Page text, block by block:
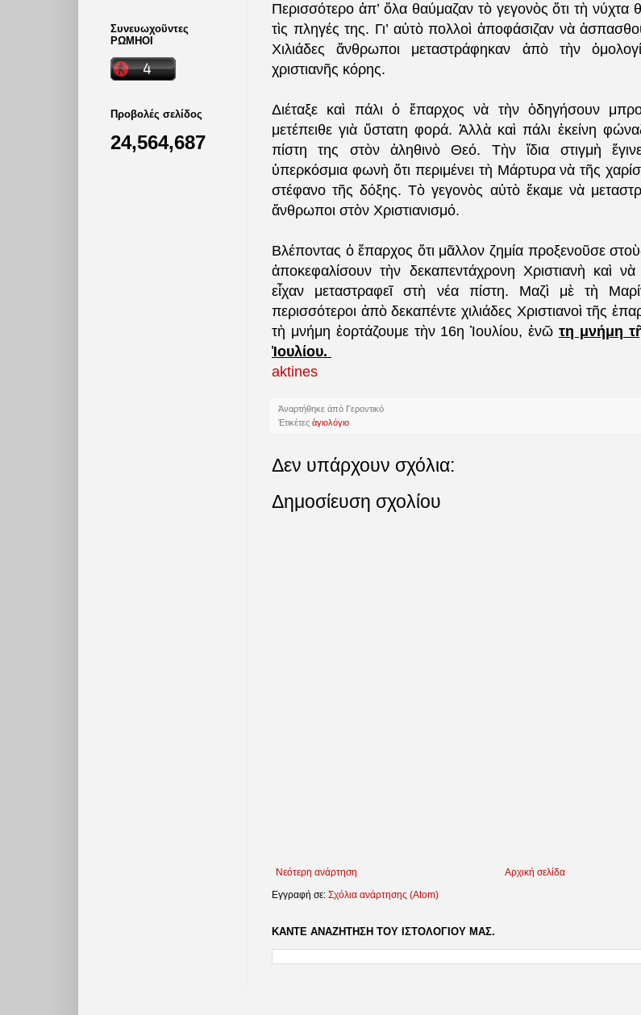
Περισσότερο ἀπ’ ὅλα θαύμαζαν τὸ γεγονὸς ὅτι τὴ
τὶς πληγές της. Γι’ αὐτὸ πολλοὶ ἀποφάσιζαν νὰ
Χιλιάδες ἄνθρωποι μεταστράφηκαν ἀπὸ τὴν
χριστιανῆς κόρης.
Διέταξε καὶ πάλι ὁ ἔπαρχος νὰ τὴν ὁδηγήσουν
μετέπειθε γιὰ ὕστατη φορά. Ἀλλὰ καὶ πάλι ἐκείνη
πίστη της στὸν ἀληθινὸ Θεό. Τὴν ἴδια στιγμὴ
ὑπερκόσμια φωνὴ ὅτι περιμένει τὴ Μάρτυρα νὰ τῆς
στέφανο τῆς δόξης. Τὸ γεγονὸς αὐτὸ ἔκαμε νὰ
ἄνθρωποι στὸν Χριστιανισμό.
Βλέποντας ὁ ἔπαρχος ὅτι μᾶλλον ζημία προξενοῦσε
ἀποκεφαλίσουν τὴν δεκαπεντάχρονη Χριστιανὴ καὶ
εἶχαν μεταστραφεῖ στὴ νέα πίστη. Μαζὶ μὲ τὴ
περισσότεροι ἀπὸ δεκαπέντε χιλιάδες Χριστιανοὶ τῆς
τὴ μνήμη ἑορτάζουμε τὴν 16η Ἰουλίου, ἐνῶ τη μνήμη
Ἰουλίου.
aktines
Ἀναρτήθηκε ἀπὸ Γεροντικό
Ἐτικέτες ἁγιολόγιο
Δεν υπάρχουν σχόλια:
Δημοσίευση σχολίου
Νεότερη ανάρτηση
Αρχική σελίδα
Εγγραφή σε: Σχόλια ανάρτησης (Atom)
ΚΑΝΤΕ ΑΝΑΖΗΤΗΣΗ ΤΟΥ ΙΣΤΟΛΟΓΙΟΥ ΜΑΣ.
Συνευωχοῦντες
ΡΩΜΗΟΙ
Προβολές σελίδος
24,564,687